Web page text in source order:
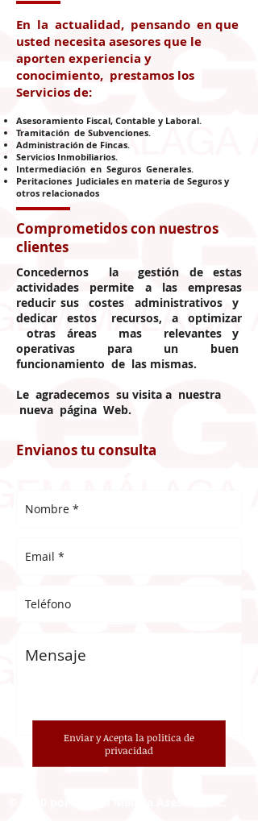
En la actualidad, pensando en que
usted necesita asesores que le
aporten experiencia y
conocimiento, prestamos los
Servicios de:
Asesoramiento Fiscal, Contable y Laboral.
Tramitación de Subvenciones.
Administración de Fincas.
Servicios Inmobiliarios.
Intermediación en Seguros Generales.
Peritaciones Judiciales en materia de Seguros y
otros relacionados
Comprometidos con nuestros
clientes
Concedernos la gestión de estas
actividades permite a las empresas
reducir sus costes administrativos y
dedicar estos recursos, a optimizar
otras áreas mas relevantes y
operativas para un buen
funcionamiento de las mismas.
Le agradecemos su visita a nuestra
nueva página Web.
Envianos tu consulta
Enviar y Acepta la politica de
privacidad